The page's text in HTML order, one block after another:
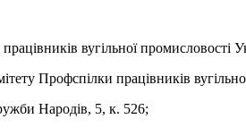
вугільної промисловості
Профспілки працівників
Народів, 5, к. 526;